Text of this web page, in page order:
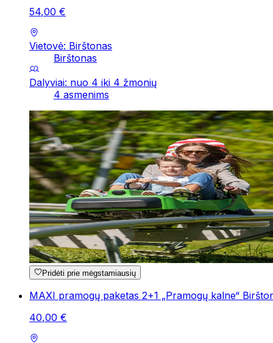
54,00 €
Vietovė: Birštonas
Birštonas
Dalyviai: nuo 4 iki 4 žmonių
4 asmenims
Pridėti prie mėgstamiausių
MAXI pramogų paketas 2+1 „Pramogų kalne“
40,00 €